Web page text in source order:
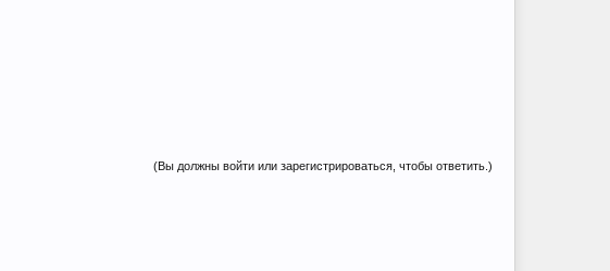
(Вы должны войти или зарегистрироваться, чтобы ответить.)